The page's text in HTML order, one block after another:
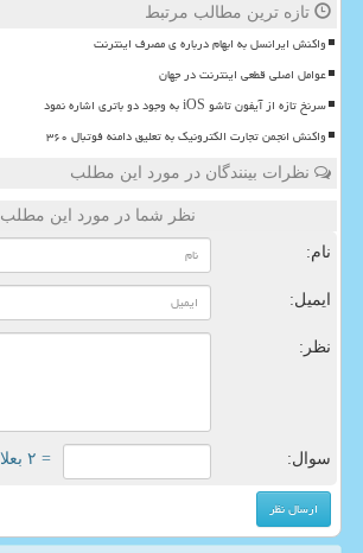
تازه ترین مطالب مرتبط
واکنش ایرانسل به ابهام درباره ی مصرف اینترنت
عوامل اصلی قطعی اینترنت در جهان
سرنخ تازه از آیفون تاشو iOS به وجود دو باتری اشاره نمود
واکنش انجمن تجارت الکترونیک به تعلیق دامنه فوتبال ۳۶۰
نظرات بینندگان در مورد این مطلب
نظر شما در مورد این مطلب
نام:
ایمیل:
نظر:
سوال: = ۲ بعلاوه ۵